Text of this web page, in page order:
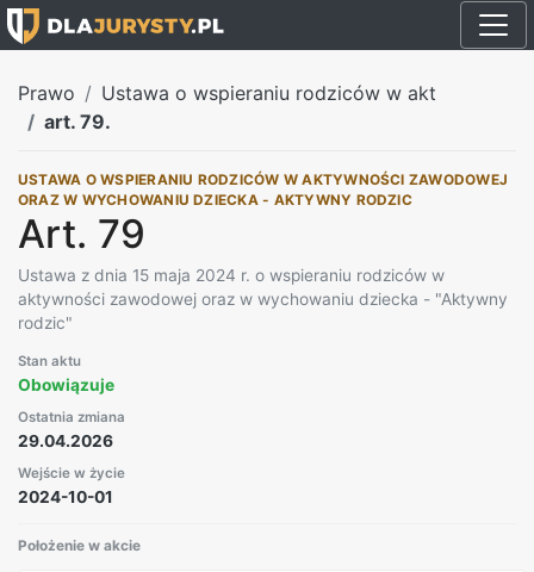
Prawo
Ustawa o wspieraniu rodziców w akt
art. 79.
USTAWA O WSPIERANIU RODZICÓW W AKTYWNOŚCI ZAWODOWEJ
ORAZ W WYCHOWANIU DZIECKA - AKTYWNY RODZIC
Art. 79
Ustawa z dnia 15 maja 2024 r. o wspieraniu rodziców w
aktywności zawodowej oraz w wychowaniu dziecka - "Aktywny
rodzic"
Stan aktu
Obowiązuje
Ostatnia zmiana
29.04.2026
Wejście w życie
2024-10-01
Położenie w akcie